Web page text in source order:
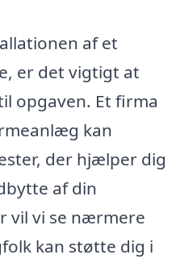
af et
er det vigtigt at
opgaven. Et firma
kan
der hjælper dig
af din
vil vi se nærmere
kan støtte dig i